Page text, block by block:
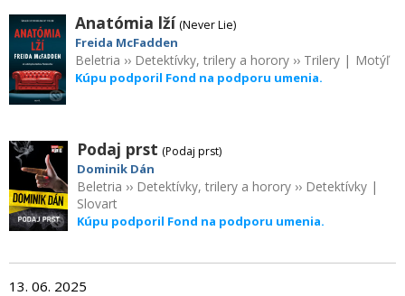
Anatómia lží (Never Lie)
Freida McFadden
Beletria ›› Detektívky, trilery a horory›› Trilery| Motýľ
Kúpu podporil Fond na podporu umenia.
Podaj prst (Podaj prst)
Dominik Dán
Beletria ›› Detektívky, trilery a horory›› Detektívky|
Slovart
Kúpu podporil Fond na podporu umenia.
13. 06. 2025